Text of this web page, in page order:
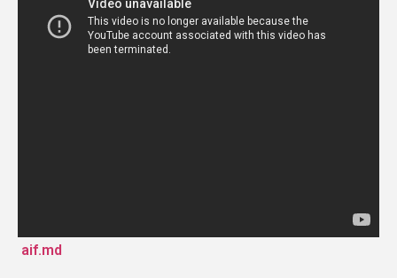
aif.md